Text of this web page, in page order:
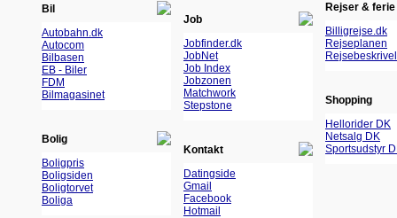
Bil
Autobahn.dk
Autocom
Bilbasen
EB - Biler
FDM
Bilmagasinet
Bolig
Boligpris
Boligsiden
Boligtorvet
Boliga
Job
Jobfinder.dk
JobNet
Job Index
Jobzonen
Matchwork
Stepstone
Kontakt
Datingside
Gmail
Facebook
Hotmail
Rejser & ferie
Billigrejse.dk
Rejseplanen
Shopping
Hellorider DK
Netsalg DK
Sportsudstyr